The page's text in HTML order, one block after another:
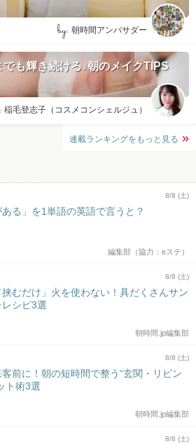
by: 朝時間アンバサダー
も輝き続ける♪朝のメイクTIPS
稲毛登志子（コスメコンシェルジュ）
連載ランキングをもっと見る
8/8 (土)
ある」を1単語の英語で言うと？
編集部（協力：eステ）
8/8 (土)
挟むだけ」火を使わない！具だくさんサン
レシピ3選
朝時間.jp編集部
8/8 (土)
前に！朝の短時間で整う“玄関・リビン
ト術3選
朝時間.jp編集部
8/8 (土)